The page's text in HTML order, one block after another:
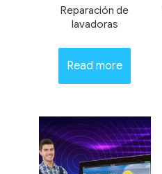
Reparación de
lavadoras
Read more